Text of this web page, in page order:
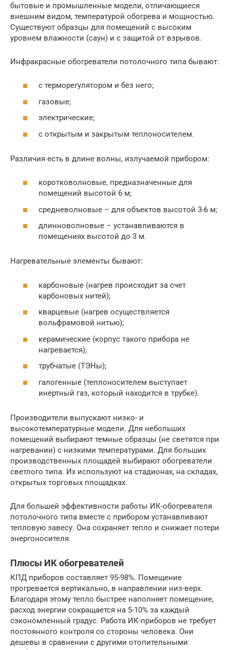
бытовые и промышленные модели, отличающиеся
внешним видом, температурой обогрева и мощностью.
Существуют образцы для помещений с высоким
уровнем влажности (саун) и с защитой от взрывов.
Инфракрасные обогреватели потолочного типа бывают:
с терморегулятором и без него;
газовые;
электрические;
с открытым и закрытым теплоносителем.
Различия есть в длине волны, излучаемой прибором:
коротковолновые, предназначенные для
помещений высотой 6 м;
средневолновые – для объектов высотой 3-6 м;
длинноволновые – устанавливаются в
помещениях высотой до 3 м.
Нагревательные элементы бывают:
карбоновые (нагрев происходит за счет
карбоновых нитей);
кварцевые (нагрев осуществляется
вольфрамовой нитью);
керамические (корпус такого прибора не
нагревается);
трубчатые (ТЭНы);
галогенные (теплоносителем выступает
инертный газ, который находится в трубке).
Производители выпускают низко- и
высокотемпературные модели. Для небольших
помещений выбирают темные образцы (не светятся при
нагревании) с низкими температурами. Для больших
производственных площадей выбирают обогреватели
светлого типа. Их используют на стадионах, на складах,
открытых торговых площадках.
Для большей эффективности работы ИК-обогревателя
потолочного типа вместе с прибором устанавливают
тепловую завесу. Она сохраняет тепло и снижает потери
энергоносителя.
Плюсы ИК обогревателей
КПД приборов составляет 95-98%. Помещение
прогревается вертикально, в направлении низ-верх.
Благодаря этому тепло быстрее наполняет помещение,
расход энергии сокращается на 5-10% за каждый
сэкономленный градус. Работа ИК-приборов не требует
постоянного контроля со стороны человека. Они
дешевы в сравнении с другими отопительными